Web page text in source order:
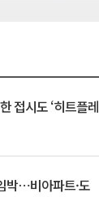
접시도 ‘히트플레
박⋯비아파트·도